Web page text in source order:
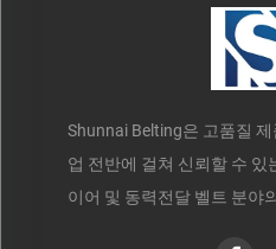
Shunnai Belting은 고품질
업 전반에 걸쳐 신뢰할 수 있
이어 및 동력전달 벨트 분야